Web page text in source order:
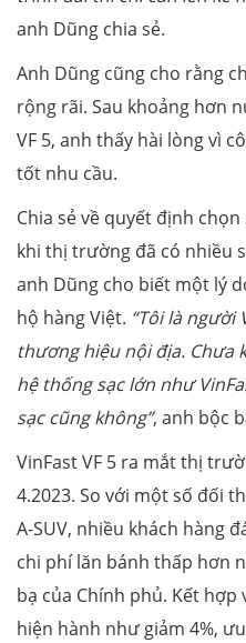
anh Dũng chia sẻ.
Anh Dũng cũng cho rằng
rộng rãi. Sau khoảng hơn
VF 5, anh thấy hài lòng vì
tốt nhu cầu.
Chia sẻ về quyết định
khi thị trường đã có nhiều
anh Dũng cho biết một lý
hộ hàng Việt. “Tôi là người
thương hiệu nội địa. Chưa
hệ thống sạc lớn như
sạc cũng không”, anh bộc
VinFast VF 5 ra mắt thị
4.2023. So với một số đối
A-SUV, nhiều khách hàng
chi phí lăn bánh thấp hơn
bạ của Chính phủ. Kết
hiện hành như giảm 4%,